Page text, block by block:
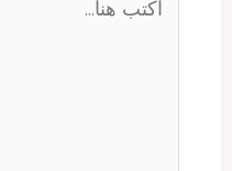
هنا...